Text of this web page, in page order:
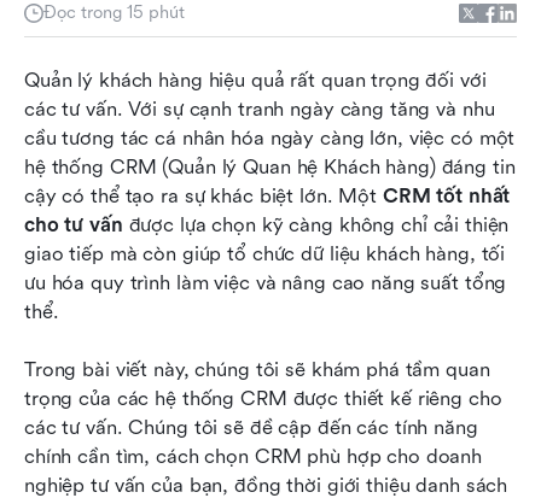
Đọc trong 15 phút
Quản lý khách hàng hiệu quả rất quan trọng đối với
các tư vấn. Với sự cạnh tranh ngày càng tăng và nhu
cầu tương tác cá nhân hóa ngày càng lớn, việc có một
hệ thống CRM (Quản lý Quan hệ Khách hàng) đáng tin
cậy có thể tạo ra sự khác biệt lớn. Một CRM tốt nhất
cho tư vấn được lựa chọn kỹ càng không chỉ cải thiện
giao tiếp mà còn giúp tổ chức dữ liệu khách hàng, tối
ưu hóa quy trình làm việc và nâng cao năng suất tổng
thể.
Trong bài viết này, chúng tôi sẽ khám phá tầm quan
trọng của các hệ thống CRM được thiết kế riêng cho
các tư vấn. Chúng tôi sẽ đề cập đến các tính năng
chính cần tìm, cách chọn CRM phù hợp cho doanh
nghiệp tư vấn của bạn, đồng thời giới thiệu danh sách
dành cho tư vấn
Làm thế nào để chọn CRM phù hợp cho doanh
nghiệp tư vấn của bạn
Top 10 giải pháp CRM cho tư vấn
Tại sao Lark nên là lựa chọn tốt nhất của bạn
Kết luận
Những câu hỏi thường gặp về CRM dành cho
các nhà tư vấn
Đọc thêm